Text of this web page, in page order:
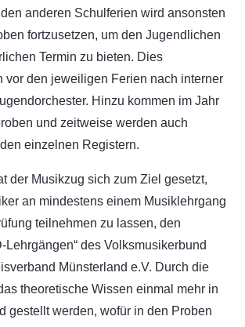
anderen Schulferien wird ansonsten
fortzusetzen, um den Jugendlichen
Termin zu bieten. Dies
vor den jeweiligen Ferien nach interner
Hinzu kommen im Jahr
und zeitweise werden auch
einzelnen Registern.
der Musikzug sich zum Ziel gesetzt,
an mindestens einem Musiklehrgang
teilnehmen zu lassen, den
Lehrgängen“ des Volksmusikerbund
Münsterland e.V. Durch die
theoretische Wissen einmal mehr in
gestellt werden, wofür in den Proben